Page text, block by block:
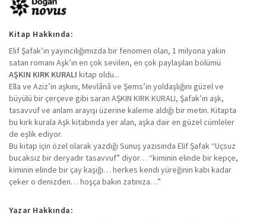
Kitap Hakkında:
Elif Şafak’ın yayıncılığımızda bir fenomen olan, 1 milyona yakın
satan romanı Aşk’ın en çok sevilen, en çok paylaşılan bölümü
AŞKIN KIRK KURALI kitap oldu...
Ella ve Aziz’in aşkını, Mevlânâ ve Şems’in yoldaşlığını güzel ve
büyülü bir çerçeve gibi saran AŞKIN KIRK KURALI, Şafak’ın aşk,
tasavvuf ve anlam arayışı üzerine kaleme aldığı bir metin. Kitapta
bu kırk kurala Aşk kitabında yer alan, aşka dair en güzel cümleler
de eşlik ediyor.
Bu kitap için özel olarak yazdığı Sunuş yazısında Elif Şafak “Uçsuz
bucaksız bir deryadır tasavvuf” diyor… “kiminin elinde bir kepçe,
kiminin elinde bir çay kaşığı… herkes kendi yüreğinin kabı kadar
çeker o denizden… hoşça bakın zatınıza…”
Yazar Hakkında: